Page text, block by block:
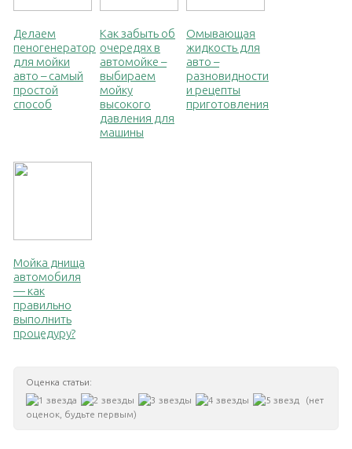
Делаем
пеногенератор
для мойки
авто – самый
простой
способ
Как забыть об
очередях в
автомойке –
выбираем
мойку
высокого
давления для
машины
Омывающая
жидкость для
авто –
разновидности
и рецепты
приготовления
Мойка днища
автомобиля
— как
правильно
выполнить
процедуру?
Оценка статьи:
(нет
оценок, будьте первым)